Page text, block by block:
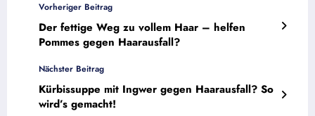
Vorheriger Beitrag
Der fettige Weg zu vollem Haar – helfen
Pommes gegen Haarausfall?
Nächster Beitrag
Kürbissuppe mit Ingwer gegen Haarausfall? So
wird’s gemacht!